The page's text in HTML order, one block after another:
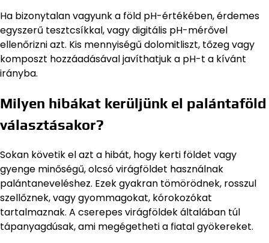
Ha bizonytalan vagyunk a föld pH-értékében, érdemes
egyszerű tesztcsíkkal, vagy digitális pH-mérővel
ellenőrizni azt. Kis mennyiségű dolomitliszt, tőzeg vagy
komposzt hozzáadásával javíthatjuk a pH-t a kívánt
irányba.
Milyen hibákat kerüljünk el palántaföld
választásakor?
Sokan követik el azt a hibát, hogy kerti földet vagy
gyenge minőségű, olcsó virágföldet használnak
palántaneveléshez. Ezek gyakran tömörödnek, rosszul
szellőznek, vagy gyommagokat, kórokozókat
tartalmaznak. A cserepes virágföldek általában túl
tápanyagdúsak, ami megégetheti a fiatal gyökereket.